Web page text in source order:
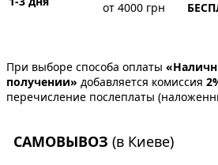
от 4000 грн
При выборе способа оплаты
получении» добавляется комиссия
перечисление послеплаты
САМОВЫВОЗ (в Киеве)